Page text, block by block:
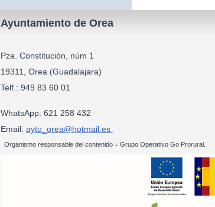
Ayuntamiento de Orea
Pza. Constitución, núm 1
19311, Orea (Guadalajara)
Telf.: 949 83 60 01
WhatsApp: 621 258 432
Email: ayto_orea@hotmail.es
Organismo responsable del contenido = Grupo Operativo Go Prorural.